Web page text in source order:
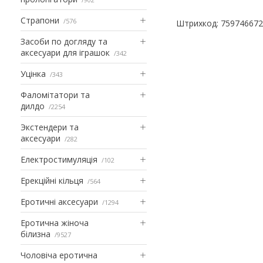
Страпони 576
Засоби по догляду та
аксесуари для іграшок
342
Уцінка 343
Фаломітатори та
дилдо
2254
Экстендери та
аксесуари
282
Електростимуляція 102
Ерекційні кільця 564
Еротичні аксесуари 1294
Еротична жіноча
білизна
9527
Чоловіча еротична
Штрихкод: